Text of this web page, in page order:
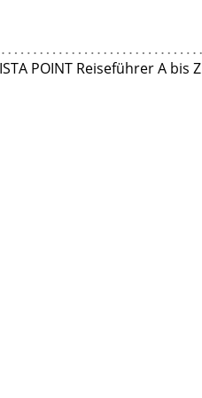
POINT Reiseführer A bis Z